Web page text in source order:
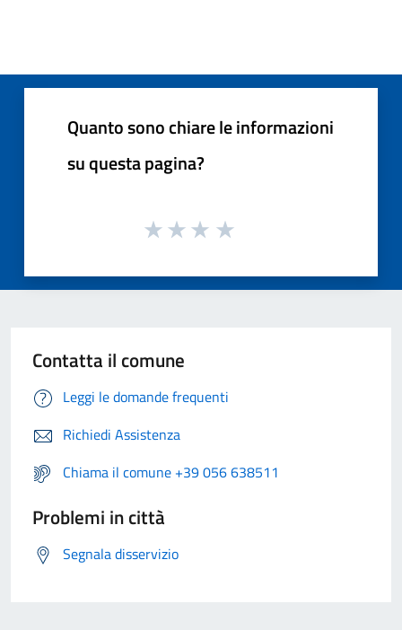
Quanto sono chiare le informazioni
su questa pagina?
Contatta il comune
Leggi le domande frequenti
Richiedi Assistenza
Chiama il comune +39 056 638511
Problemi in città
Segnala disservizio